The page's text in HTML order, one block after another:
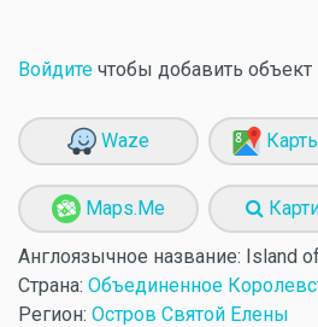
Войдите чтобы добавить объект
Waze
Maps.Me
Англоязычное название: Island
Страна: Объединенное
Регион: Остров Святой Елены